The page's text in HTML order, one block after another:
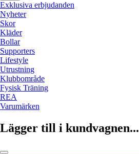
Exklusiva erbjudanden
Nyheter
Skor
Kläder
Bollar
Supporters
Lifestyle
Utrustning
Klubbområde
Fysisk Träning
REA
Varumärken
Lägger till i kundvagnen...